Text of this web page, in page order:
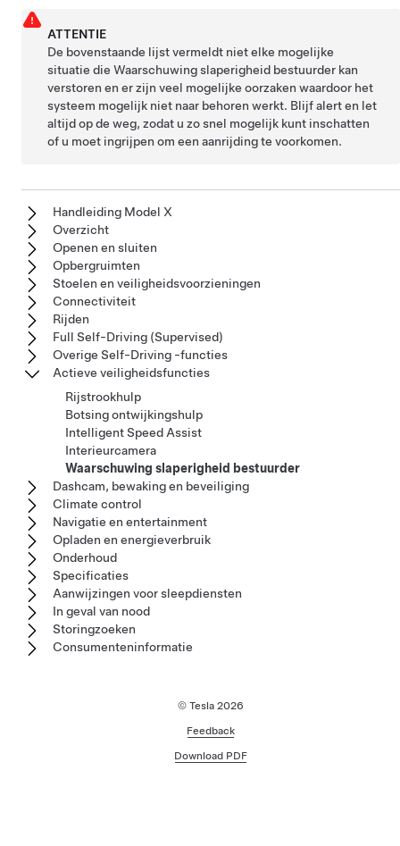
ATTENTIE
De bovenstaande lijst vermeldt niet elke mogelijke
situatie die Waarschuwing slaperigheid bestuurder kan
verstoren en er zijn veel mogelijke oorzaken waardoor het
systeem mogelijk niet naar behoren werkt. Blijf alert en let
altijd op de weg, zodat u zo snel mogelijk kunt inschatten
of u moet ingrijpen om een aanrijding te voorkomen.
Handleiding Model X
Overzicht
Openen en sluiten
Opbergruimten
Stoelen en veiligheidsvoorzieningen
Connectiviteit
Rijden
Full Self-Driving (Supervised)
Overige Self-Driving -functies
Actieve veiligheidsfuncties
Rijstrookhulp
Botsing ontwijkingshulp
Intelligent Speed Assist
Interieurcamera
Waarschuwing slaperigheid bestuurder
Dashcam, bewaking en beveiliging
Climate control
Navigatie en entertainment
Opladen en energieverbruik
Onderhoud
Specificaties
Aanwijzingen voor sleepdiensten
In geval van nood
Storingzoeken
Consumenteninformatie
© Tesla 2026
Feedback
Download PDF